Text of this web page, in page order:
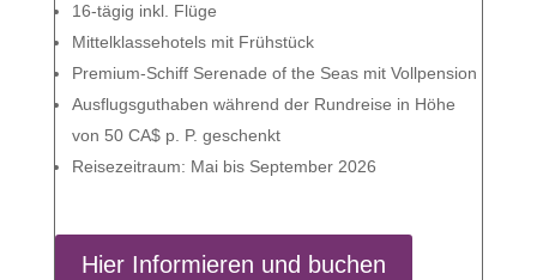
16-tägig inkl. Flüge
Mittelklassehotels mit Frühstück
Premium-Schiff Serenade of the Seas mit Vollpension
Ausflugsguthaben während der Rundreise in Höhe
von 50 CA$ p. P. geschenkt
Reisezeitraum: Mai bis September 2026
Hier Informieren und buchen